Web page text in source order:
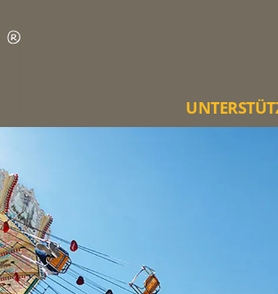
GESCHICHTE
FÜR